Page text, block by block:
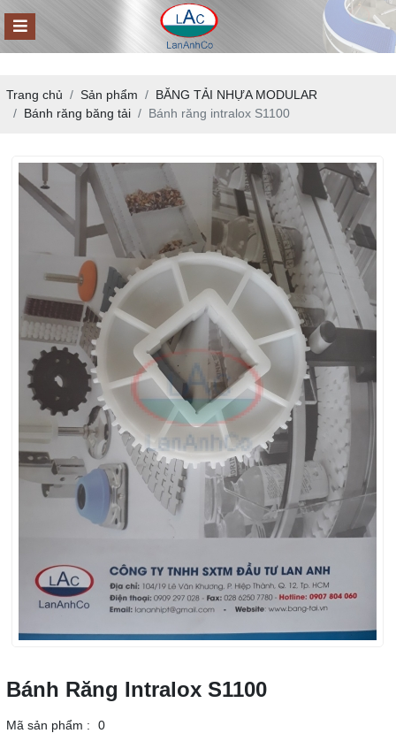
Trang chủ Sản phẩm
BĂNG TẢI NHỰA MODULAR
Bánh răng băng tải
Bánh răng intralox S1100
Bánh Răng Intralox S1100
Mã sản phẩm :
0